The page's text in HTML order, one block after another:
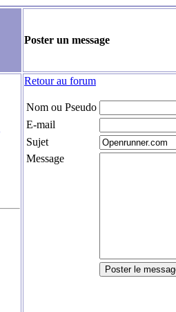
Poster un message
Retour au forum
Nom ou Pseudo
E-mail
Sujet
Message